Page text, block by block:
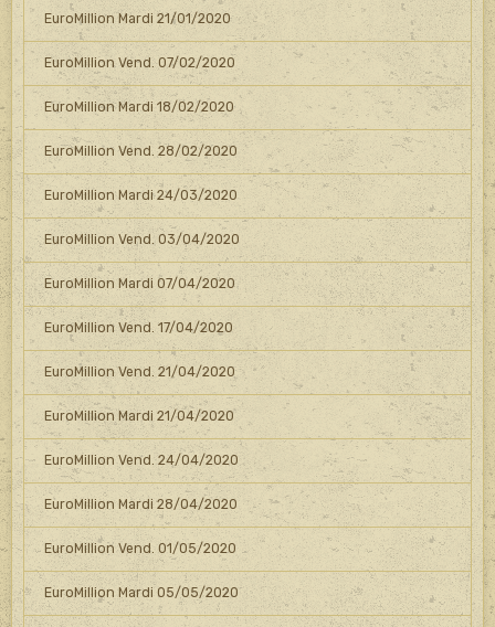
EuroMillion Mardi 21/01/2020
EuroMillion Vend. 07/02/2020
EuroMillion Mardi 18/02/2020
EuroMillion Vend. 28/02/2020
EuroMillion Mardi 24/03/2020
EuroMillion Vend. 03/04/2020
EuroMillion Mardi 07/04/2020
EuroMillion Vend. 17/04/2020
EuroMillion Vend. 21/04/2020
EuroMillion Mardi 21/04/2020
EuroMillion Vend. 24/04/2020
EuroMillion Mardi 28/04/2020
EuroMillion Vend. 01/05/2020
EuroMillion Mardi 05/05/2020